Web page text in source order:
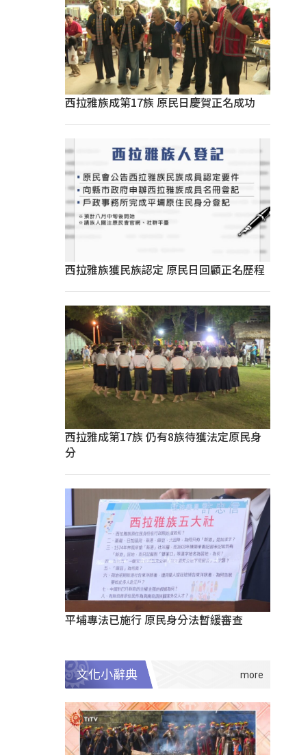
西拉雅族成第17族 原民日慶賀正名成功
西拉雅族獲民族認定 原民日回顧正名歷程
西拉雅成第17族 仍有8族待獲法定原民身
分
平埔專法已施行 原民身分法暫緩審查
文化小辭典